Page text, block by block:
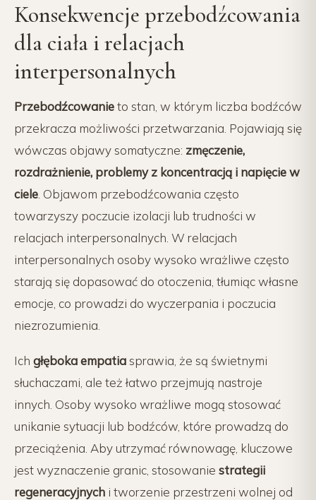
Konsekwencje przebodźcowania
dla ciała i relacjach
interpersonalnych
Przebodźcowanieto stan, w którym liczba bodźców
przekracza możliwości przetwarzania. Pojawiają się
wówczas objawy somatyczne: zmęczenie,
rozdrażnienie, problemy z koncentracją i napięcie w
ciele. Objawom przebodźcowania często
towarzyszy poczucie izolacji lub trudności w
relacjach interpersonalnych. W relacjach
interpersonalnych osoby wysoko wrażliwe często
starają się dopasować do otoczenia, tłumiąc własne
emocje, co prowadzi do wyczerpania i poczucia
niezrozumienia.
Ich głęboka empatiasprawia, że są świetnymi
słuchaczami, ale też łatwo przejmują nastroje
innych. Osoby wysoko wrażliwe mogą stosować
unikanie sytuacji lub bodźców, które prowadzą do
przeciążenia. Aby utrzymać równowagę, kluczowe
jest wyznaczenie granic, stosowanie strategii
regeneracyjnych i tworzenie przestrzeni wolnej od